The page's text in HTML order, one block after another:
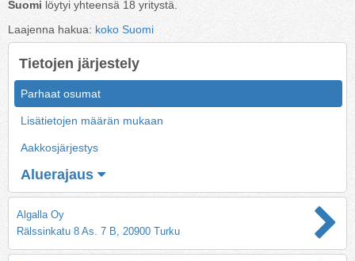
Suomi löytyi yhteensä 18 yritystä.
Laajenna hakua: koko Suomi
Tietojen järjestely
Parhaat osumat
Lisätietojen määrän mukaan
Aakkosjärjestys
Aluerajaus
Algalla Oy
Rälssinkatu 8 As. 7 B, 20900 Turku